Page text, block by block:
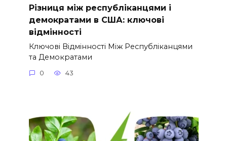
Різниця між республіканцями і
демократами в США: ключові
відмінності
Ключові Відмінності Між Республіканцями
та Демократами
0 43